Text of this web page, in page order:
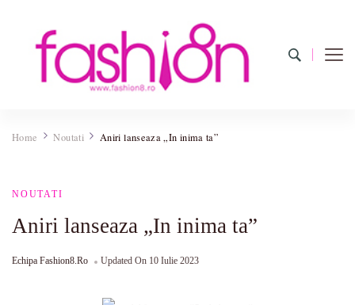
Home Noutati Aniri lanseaza „In inima ta”
NOUTATI
Aniri lanseaza „In inima ta”
Echipa Fashion8.ro Updated On 10 Iulie 2023